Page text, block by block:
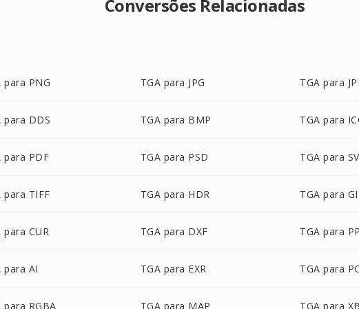
Conversões Relacionadas
para PNG TGA para JPG TGA para
para DDS TGA para BMP TGA para
para PDF TGA para PSD TGA para
para TIFF TGA para HDR TGA para
para CUR TGA para DXF TGA para
para AI TGA para EXR TGA para
para RGBA TGA para MAP TGA para